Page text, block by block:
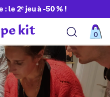
: le 2ᵉ jeu à -50 % !
0
toutes nos aventures